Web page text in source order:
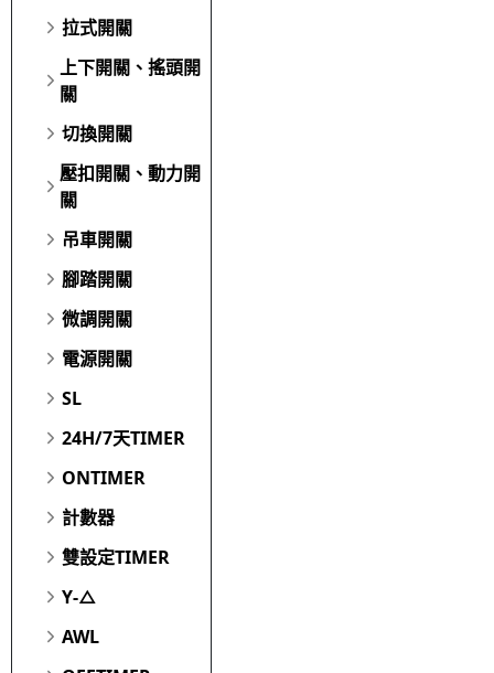
拉式開關
上下開關、搖頭開
關
切換開關
壓扣開關、動力開
關
吊車開關
腳踏開關
微調開關
電源開關
SL
24H/7天TIMER
ONTIMER
計數器
雙設定TIMER
Y-△
AWL